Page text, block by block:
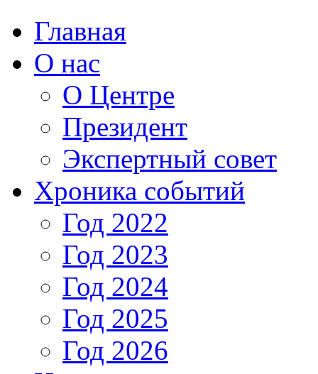
Главная
О нас
О Центре
Президент
Экспертный совет
Хроника событий
Год 2022
Год 2023
Год 2024
Год 2025
Год 2026